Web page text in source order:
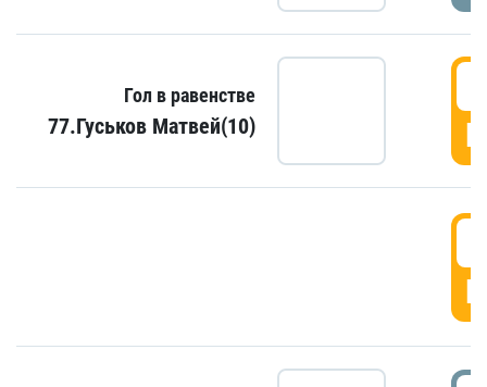
Гол в равенстве
77.Гуськов Матвей(10)